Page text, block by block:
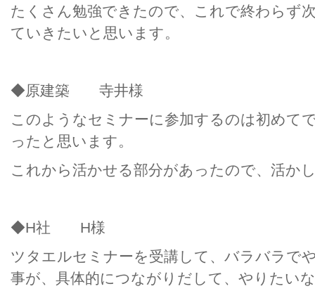
たくさん勉強できたので、これで終わらず
ていきたいと思います。
◆原建築 寺井様
このようなセミナーに参加するのは初めて
ったと思います。
これから活かせる部分があったので、活か
◆H社 H様
ツタエルセミナーを受講して、バラバラで
事が、具体的につながりだして、やりたい